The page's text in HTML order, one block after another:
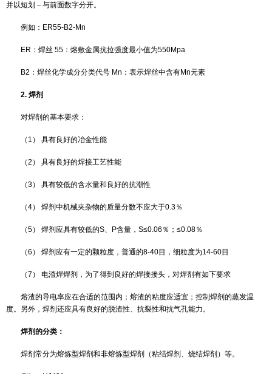
焊丝的型号或牌号
（1）焊接用碳钢低合金钢不锈钢焊丝
除GB/T8110-95外，焊丝的型号或牌号均以字母H表示焊丝，气
方法为：以字母H表示焊丝；H之后的一位或两位数字表示含碳量（平
分数≤1％时，可省略数字只标记元素符号；焊丝牌号尾部标有A或E时
例如：H08Mn2SiA
H:焊丝 08：含碳量，质量分数约0.08％
Mn2:含Mn量质量分数约2％ Si:含Si量质量分数为≤1％
（2）气体保护焊用碳钢、低合金钢焊丝
根据GB/T8110-95规定，焊丝型号的表示方法为ERXX-X：字母
丝，ER后面的两位数字表示熔敷金属的最低抗拉强度，－后面的字母